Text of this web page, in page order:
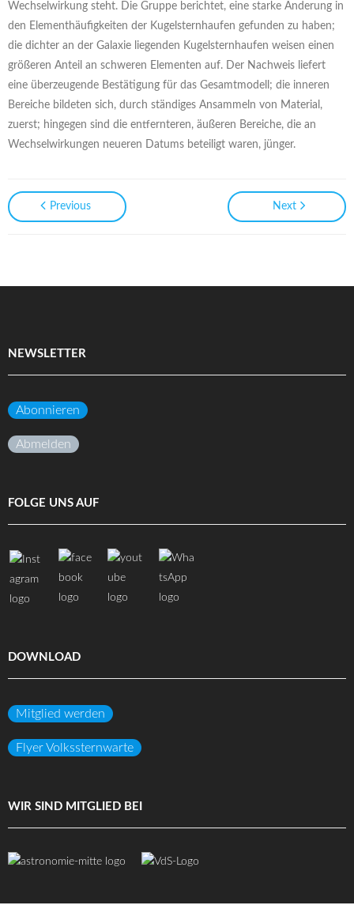
Wechselwirkung steht. Die Gruppe berichtet, eine starke Änderung in
den Elementhäufigkeiten der Kugelsternhaufen gefunden zu haben;
die dichter an der Galaxie liegenden Kugelsternhaufen weisen einen
größeren Anteil an schweren Elementen auf. Der Nachweis liefert
eine überzeugende Bestätigung für das Gesamtmodell; die inneren
Bereiche bildeten sich, durch ständiges Ansammeln von Material,
zuerst; hingegen sind die entfernteren, äußeren Bereiche, die an
Wechselwirkungen neueren Datums beteiligt waren, jünger.
Previous Next
NEWSLETTER
Abonnieren
Abmelden
FOLGE UNS AUF
DOWNLOAD
Mitglied werden
Flyer Volkssternwarte
WIR SIND MITGLIED BEI